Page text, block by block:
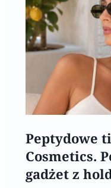
Peptydowe
Cosmetics.
gadżet z